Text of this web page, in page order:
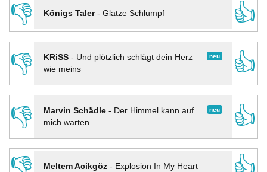
👎
Königs Taler- Glatze Schlumpf
👍
👎
neu
KRiSS- Und plötzlich schlägt dein Herz
wie meins
👍
👎 neu
Marvin Schädle- Der Himmel kann auf
mich warten
👍
Meltem Acikgöz- Explosion In My Heart